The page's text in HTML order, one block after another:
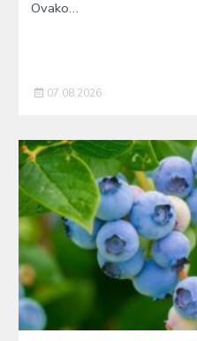
Ovako…
07.08.2026